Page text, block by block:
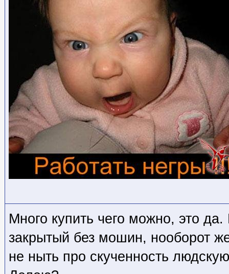
Много купить чего можно, это
закрытый без мошин, нооборот
не ныть про скученность